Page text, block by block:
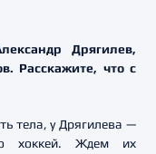
Дрягилев,
Расскажите, что с
тела, у Дрягилева —
хоккей. Ждем их